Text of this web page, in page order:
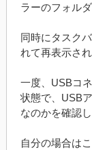
ラーのフォル
同時にタスク
れて再表示され
一度、USBコ
状態で、USB
なのかを確認し
自分の場合は